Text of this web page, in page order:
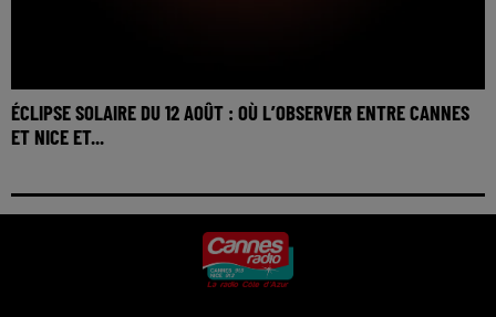
ÉCLIPSE SOLAIRE DU 12 AOÛT : OÙ L’OBSERVER ENTRE CANNES
ET NICE ET...